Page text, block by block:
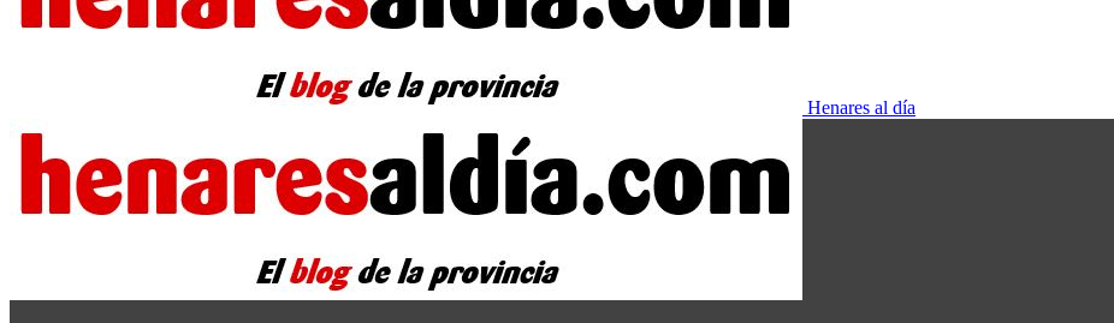
Henares al día